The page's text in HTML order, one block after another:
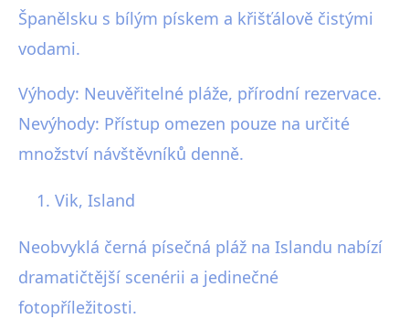
Španělsku s bílým pískem a křišťálově čistými
vodami.
Výhody: Neuvěřitelné pláže, přírodní rezervace.
Nevýhody: Přístup omezen pouze na určité
množství návštěvníků denně.
Vik, Island
Neobvyklá černá písečná pláž na Islandu nabízí
dramatičtější scenérii a jedinečné
fotopříležitosti.